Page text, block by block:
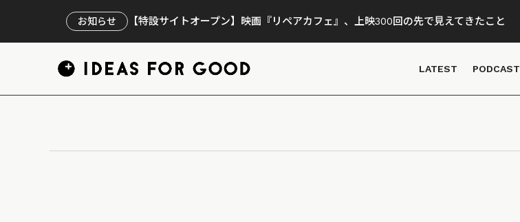
お知らせ 【特設サイトオープン】映画『リペアカフェ』、上映300回の先で見えてきたこと
LATEST PODCAST